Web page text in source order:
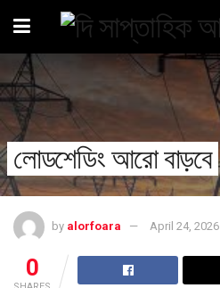
লোডশেডিং আরো বাড়বে
by alorfoara April 24, 2026
0